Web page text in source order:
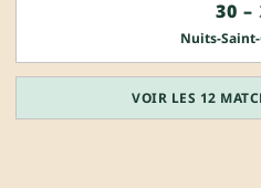
30 –
Nuits-
VOIR LES 12